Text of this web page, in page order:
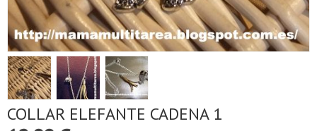
COLLAR ELEFANTE CADENA 1